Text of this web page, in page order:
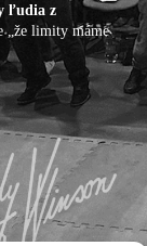
ľudia z
„že limity máme